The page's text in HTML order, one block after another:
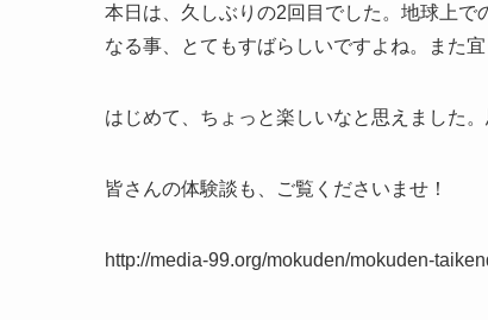
本日は、久しぶりの2回目でした。地球上
なる事、とてもすばらしいですよね。また
はじめて、ちょっと楽しいなと思えました
皆さんの体験談も、ご覧くださいませ！
http://media-99.org/mokuden/mokuden-